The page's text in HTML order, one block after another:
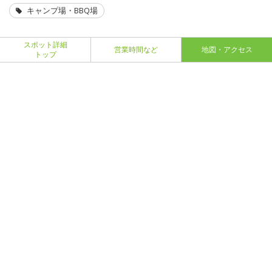
キャンプ場・BBQ場
スポット詳細
トップ
営業時間など 地図・アクセス